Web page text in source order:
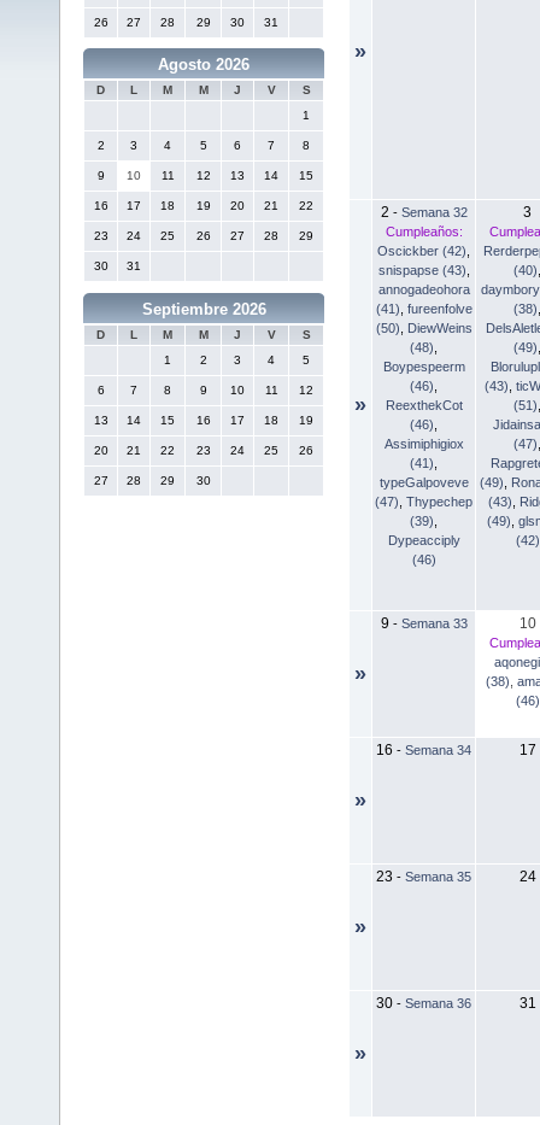
26 27 28 29 30 31
Agosto 2026
D L M M J V
S
1
2 3 4 5 6 7 8
9 10 11 12 13 14 15
16 17 18 19 20 21 22
23 24 25 26 27 28 29
30 31
Septiembre 2026
D L M M J V
S
1
2 3 4 5
6 7 8 9 10 11 12
13 14 15 16 17 18 19
20 21 22 23 24 25 26
27 28 29 30
»
»
2 - Semana 32
Cumpleaños:
Oscickber (42)
snispapse (43)
annogadeohora
(41) fureenfolve
(50)
DiewWeins
(48)
Boypespeerm
(46)
ReexthekCot
(46)
Assimiphigiox
(41)
typeGalpoveve
(47) Thypechep
(39)
Dypeacciply
(46)
3
(40)
(38)
(49)
(43)
(51)
(47)
(49)
(43)
(49)
(42)
»
9 - Semana 33 10
(38)
(46)
»
16 - Semana 34 17
»
23 - Semana 35 24
»
30 - Semana 36 31